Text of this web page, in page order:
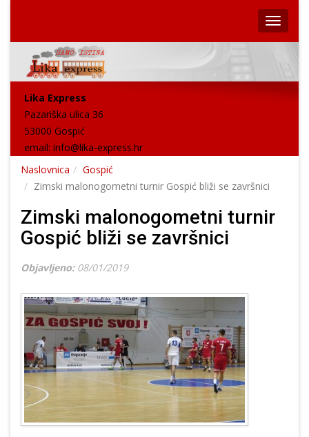
Lika Express
Pazariška ulica 36
53000 Gospić
email: info@lika-express.hr
Naslovnica
Gospić
Zimski malonogometni turnir Gospić bliži se završnici
Zimski malonogometni turnir
Gospić bliži se završnici
Objavljeno: 08/01/2019